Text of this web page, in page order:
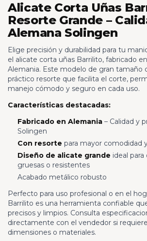
Alicate Corta Uñas
Resorte Grande –
Alemana Solingen
Elige precisión y durabilidad para tu
el alicate corta uñas Barrilito, fabricado
Alemania. Este modelo de gran tamaño
práctico resorte que facilita el corte,
manejo cómodo y seguro en cada uso.
Características destacadas:
Fabricado en Alemania– Calidad y
Solingen
Con resorte para mayor comodidad
Diseño de alicate grande ideal
gruesas o resistentes
Acabado metálico robusto
Perfecto para uso profesional o en el
Barrilito es una herramienta confiable
precisos y limpios. Consulta
directamente con el vendedor si
dimensiones o materiales.